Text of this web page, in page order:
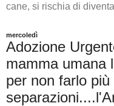
cane, si rischia di
mercoledì
Adozione
mamma umana
per non farlo